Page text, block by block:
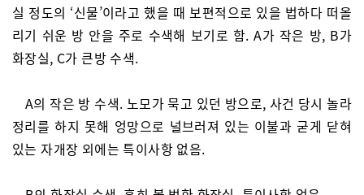
실 정도의 ‘신물’이라고 했을 때 보편적으로 있을 법하다 떠올
리기 쉬운 방 안을 주로 수색해 보기로 함. A가 작은 방, B가
화장실, C가 큰방 수색.
A의 작은 방 수색. 노모가 묵고 있던 방으로, 사건 당시 놀라
정리를 하지 못해 엉망으로 널브러져 있는 이불과 굳게 닫혀
있는 자개장 외에는 특이사항 없음.